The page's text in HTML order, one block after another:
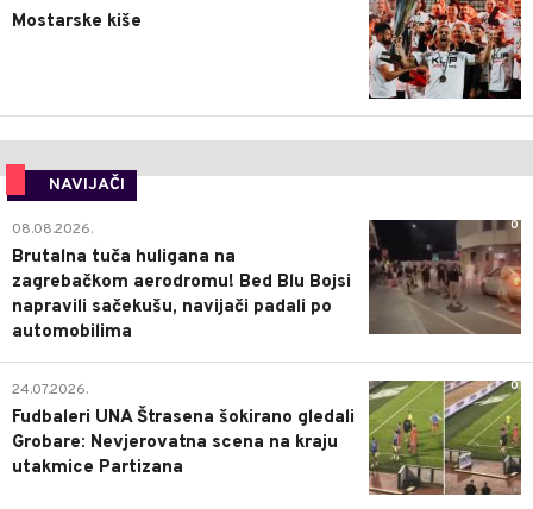
Mostarske kiše
NAVIJAČI
0
08.08.2026.
Brutalna tuča huligana na
zagrebačkom aerodromu! Bed Blu Bojsi
napravili sačekušu, navijači padali po
automobilima
0
24.07.2026.
Fudbaleri UNA Štrasena šokirano gledali
Grobare: Nevjerovatna scena na kraju
utakmice Partizana